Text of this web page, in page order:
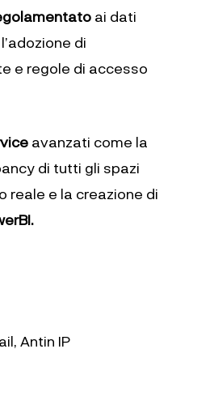
ai dati
di
e regole di accesso
avanzati come la
di tutti gli spazi
reale e la creazione di
Antin IP